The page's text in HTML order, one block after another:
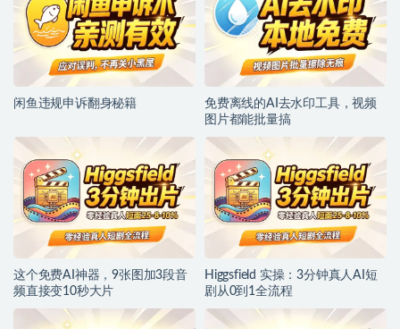
闲鱼违规申诉翻身秘籍
免费离线的AI去水印工具，视频
图片都能批量搞
这个免费AI神器，9张图加3段音
频直接变10秒大片
Higgsfield 实操：3分钟真人AI短
剧从0到1全流程